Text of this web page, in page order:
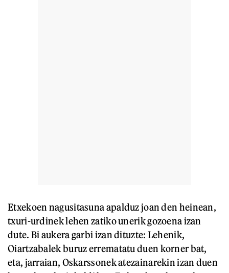
Etxekoen nagusitasuna apalduz joan den heinean,
txuri-urdinek lehen zatiko unerik gozoena izan
dute. Bi aukera garbi izan dituzte: Lehenik,
Oiartzabalek buruz errematatu duen korner bat,
eta, jarraian, Oskarssonek atezainarekin izan duen